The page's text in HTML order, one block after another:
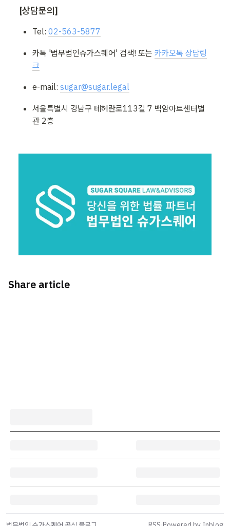
[상담문의]
Tel: 02-563-5877
카톡 '법무법인슈가스퀘어' 검색! 또는 카카오톡 상담링
크
e-mail: sugar@sugar.legal
서울특별시 강남구 테헤란로113길 7 백암아트센터별
관 2층
Share article